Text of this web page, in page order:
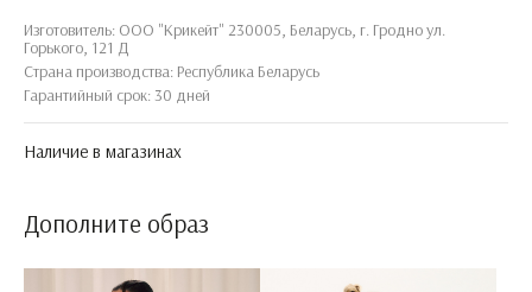
Изготовитель: ООО "Крикейт" 230005, Беларусь, г. Гродно ул.
Горького, 121 Д
Страна производства: Республика Беларусь
Гарантийный срок: 30 дней
Наличие в магазинах
Дополните образ